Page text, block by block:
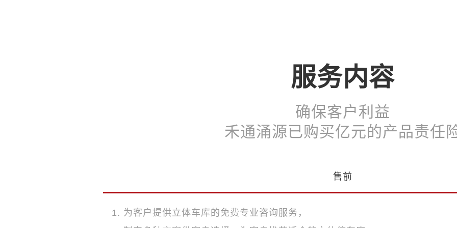
服务内容
确保客户利益
禾通涌源已购买亿元的产品责任
售前
为客户提供立体车库的免费专业咨询服务，